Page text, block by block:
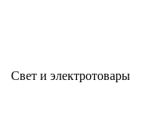
Свет и электротовары